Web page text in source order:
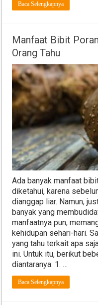
Baca Selengkapnya
Manfaat Bibit
Orang Tahu
Ada banyak manfaat
diketahui, karena
dianggap liar. Namun,
banyak yang
manfaatnya pun,
kehidupan sehari-hari.
yang tahu terkait apa
ini. Untuk itu, berikut
diantaranya: 1. …
Baca Selengkapnya